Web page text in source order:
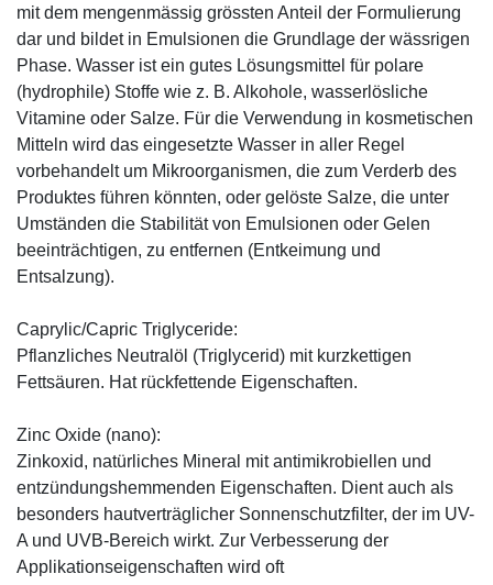
mit dem mengenmässig grössten Anteil der Formulierung
dar und bildet in Emulsionen die Grundlage der wässrigen
Phase. Wasser ist ein gutes Lösungsmittel für polare
(hydrophile) Stoffe wie z. B. Alkohole, wasserlösliche
Vitamine oder Salze. Für die Verwendung in kosmetischen
Mitteln wird das eingesetzte Wasser in aller Regel
vorbehandelt um Mikroorganismen, die zum Verderb des
Produktes führen könnten, oder gelöste Salze, die unter
Umständen die Stabilität von Emulsionen oder Gelen
beeinträchtigen, zu entfernen (Entkeimung und
Entsalzung).
Caprylic/Capric Triglyceride:
Pflanzliches Neutralöl (Triglycerid) mit kurzkettigen
Fettsäuren. Hat rückfettende Eigenschaften.
Zinc Oxide (nano):
Zinkoxid, natürliches Mineral mit antimikrobiellen und
entzündungshemmenden Eigenschaften. Dient auch als
besonders hautverträglicher Sonnenschutzfilter, der im UV-
A und UVB-Bereich wirkt. Zur Verbesserung der
Applikationseigenschaften wird oft